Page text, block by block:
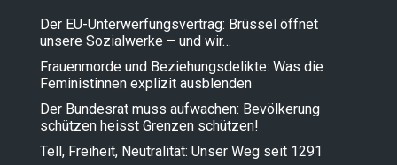
Der EU-Unterwerfungsvertrag: Brüssel öffnet
unsere Sozialwerke – und wir…
Frauenmorde und Beziehungsdelikte: Was die
Feministinnen explizit ausblenden
Der Bundesrat muss aufwachen: Bevölkerung
schützen heisst Grenzen schützen!
Tell, Freiheit, Neutralität: Unser Weg seit 1291